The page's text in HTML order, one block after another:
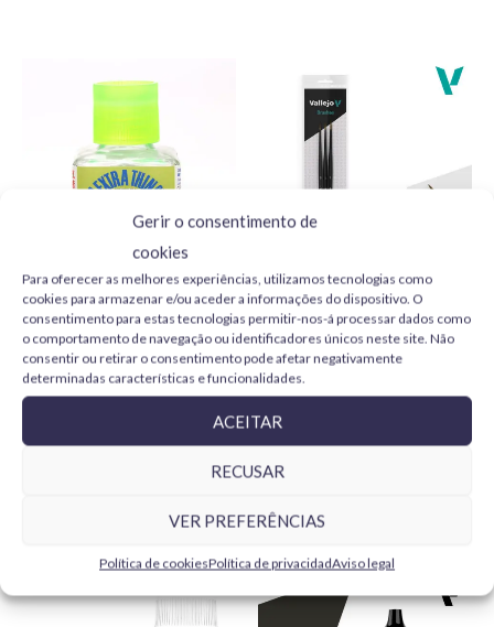
Gerir o consentimento de
cookies
Para oferecer as melhores experiências, utilizamos tecnologias como
cookies para armazenar e/ou aceder a informações do dispositivo. O
consentimento para estas tecnologias permitir-nos-á processar dados como
o comportamento de navegação ou identificadores únicos neste site. Não
consentir ou retirar o consentimento pode afetar negativamente
determinadas características e funcionalidades.
ACEITAR
RECUSAR
VER PREFERÊNCIAS
Política de cookiesPolítica de privacidadAviso legal
Tamiya Extra Thin Cement
Quick-Setting 87182 40 ml
5,99€
ADICIONAR
Vallejo Design Set Pro
Modeler B01991 pelo
natural 0, 1 y 2
24,95€